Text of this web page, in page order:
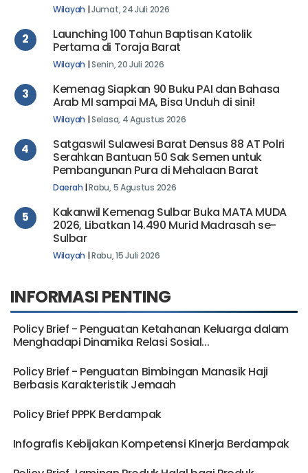
Wilayah
2
Launching 100 Tahun Baptisan Katolik
Pertama di Toraja Barat
Wilayah
3
Kemenag Siapkan 90 Buku PAI dan Bahasa
Arab MI sampai MA, Bisa Unduh di sini!
Wilayah Selasa, 4 Agustus 2026
4
Satgaswil Sulawesi Barat Densus 88 AT Polri
Serahkan Bantuan 50 Sak Semen untuk
Pembangunan Pura di Mehalaan Barat
Rabu, 5 Agustus 2026
5
Kakanwil Kemenag Sulbar Buka MATA MUDA
2026, Libatkan 14.490 Murid Madrasah se-
Sulbar
Wilayah
INFORMASI PENTING
Policy Brief - Penguatan Ketahanan Keluarga dalam
Menghadapi Dinamika Relasi Sosial...
Policy Brief - Penguatan Bimbingan Manasik Haji
Berbasis Karakteristik Jemaah
Policy Brief PPPK Berdampak
Infografis Kebijakan Kompetensi Kinerja Berdampak